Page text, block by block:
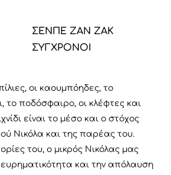
ΣΕΝΠΕ ΖΑΝ ΖΑΚ
ΣΥΓΧΡΟΝΟΙ
οι καουμπόηδες, το
το ποδόσφαιρο, οι κλέφτες και
είναι το μέσο και ο στόχος
Νικόλα και της παρέας του.
του, ο μικρός Νικόλας μας
και την απόλαυση